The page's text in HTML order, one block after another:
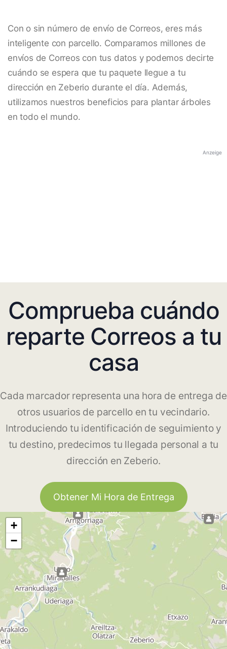
Con o sin número de envío de Correos, eres más
inteligente con parcello. Comparamos millones de
envíos de Correos con tus datos y podemos decirte
cuándo se espera que tu paquete llegue a tu
dirección en Zeberio durante el día. Además,
utilizamos nuestros beneficios para plantar árboles
en todo el mundo.
Anzeige
Comprueba cuándo
reparte Correos a tu
casa
Cada marcador representa una hora de entrega de
otros usuarios de parcello en tu vecindario.
Introduciendo tu identificación de seguimiento y
tu destino, predecimos tu llegada personal a tu
dirección en Zeberio.
Obtener Mi Hora de Entrega
+
−